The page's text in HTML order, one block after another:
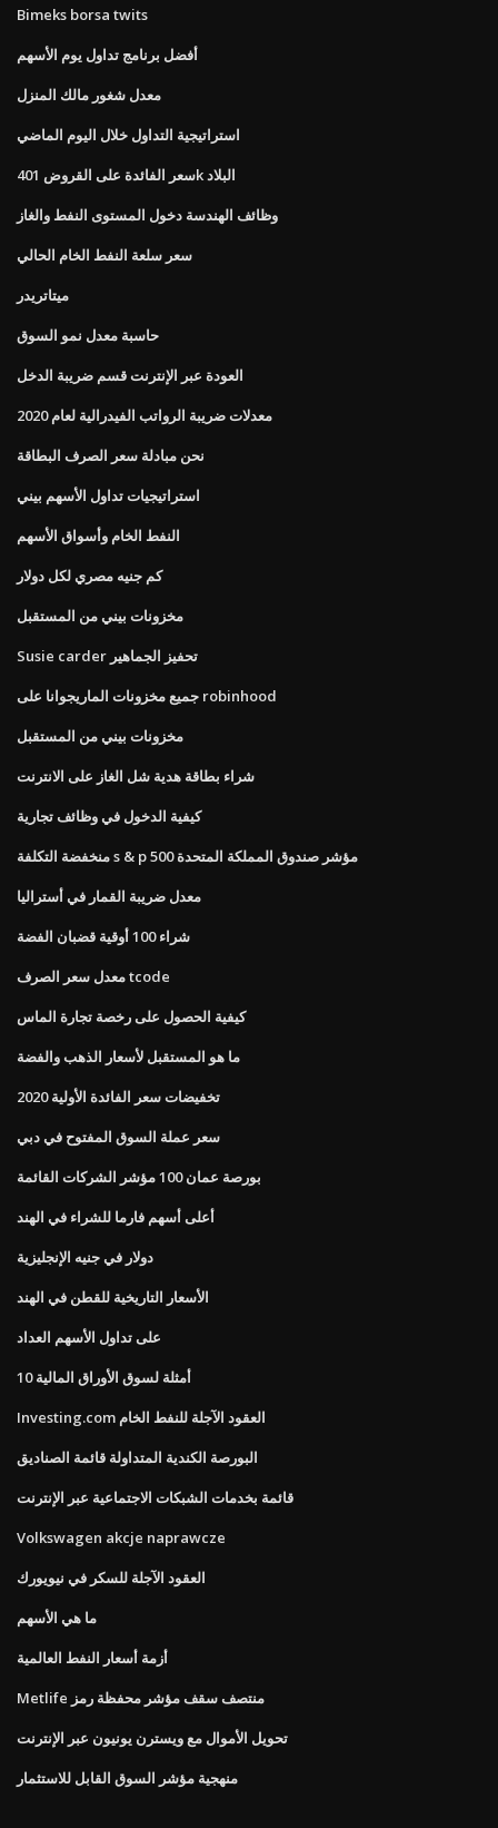
Bimeks borsa twits
أفضل برنامج تداول يوم الأسهم
معدل شغور مالك المنزل
استراتيجية التداول خلال اليوم الماضي
سعر الفائدة على القروض 401k البلاد
وظائف الهندسة دخول المستوى النفط والغاز
سعر سلعة النفط الخام الحالي
ميتاتريدر
حاسبة معدل نمو السوق
العودة عبر الإنترنت قسم ضريبة الدخل
معدلات ضريبة الرواتب الفيدرالية لعام 2020
نحن مبادلة سعر الصرف البطاقة
استراتيجيات تداول الأسهم بيني
النفط الخام وأسواق الأسهم
كم جنيه مصري لكل دولار
مخزونات بيني من المستقبل
Susie carder تحفيز الجماهير
جميع مخزونات الماريجوانا على robinhood
مخزونات بيني من المستقبل
شراء بطاقة هدية شل الغاز على الانترنت
كيفية الدخول في وظائف تجارية
منخفضة التكلفة s & p 500 مؤشر صندوق المملكة المتحدة
معدل ضريبة القمار في أستراليا
شراء 100 أوقية قضبان الفضة
معدل سعر الصرف tcode
كيفية الحصول على رخصة تجارة الماس
ما هو المستقبل لأسعار الذهب والفضة
تخفيضات سعر الفائدة الأولية 2020
سعر عملة السوق المفتوح في دبي
بورصة عمان 100 مؤشر الشركات القائمة
أعلى أسهم فارما للشراء في الهند
دولار في جنيه الإنجليزية
الأسعار التاريخية للقطن في الهند
على تداول الأسهم العداد
10 أمثلة لسوق الأوراق المالية
Investing.com العقود الآجلة للنفط الخام
البورصة الكندية المتداولة قائمة الصناديق
قائمة بخدمات الشبكات الاجتماعية عبر الإنترنت
Volkswagen akcje naprawcze
العقود الآجلة للسكر في نيويورك
ما هي الأسهم
أزمة أسعار النفط العالمية
Metlife منتصف سقف مؤشر محفظة رمز
تحويل الأموال مع ويسترن يونيون عبر الإنترنت
منهجية مؤشر السوق القابل للاستثمار